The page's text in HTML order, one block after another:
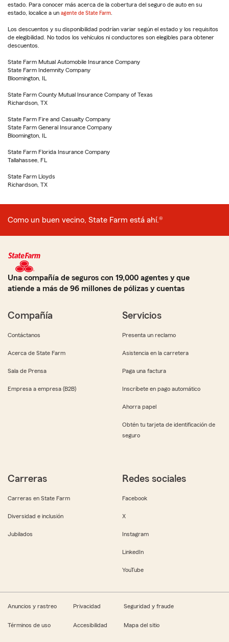
estado. Para conocer más acerca de la cobertura del seguro de auto en su
estado, localice a un agente de State Farm
Los descuentos y su disponibilidad podrían variar según el estado y los requisitos
de elegibilidad. No todos los vehículos ni conductores son elegibles para obtener
descuentos.
State Farm Mutual Automobile Insurance Company
State Farm Indemnity Company
Bloomington, IL
State Farm County Mutual Insurance Company of Texas
Richardson, TX
State Farm Fire and Casualty Company
State Farm General Insurance Company
Bloomington, IL
State Farm Florida Insurance Company
Tallahassee, FL
State Farm Lloyds
Richardson, TX
Como un buen vecino, State Farm está ahí.®
Una compañía de seguros con 19,000 agentes y que
atiende a más de 96 millones de pólizas y cuentas
Compañía
Contáctanos
Acerca de State Farm
Sala de Prensa
Empresa a empresa (B2B)
Servicios
Presenta un reclamo
Asistencia en la carretera
Paga una factura
Inscríbete en pago automático
Ahorra papel
Obtén tu tarjeta de identificación de
seguro
Carreras
Carreras en State Farm
Diversidad e inclusión
Jubilados
Redes sociales
Facebook
X
Instagram
LinkedIn
YouTube
Anuncios y rastreo Privacidad Seguridad y fraude
Términos de uso Accesibilidad Mapa del sitio